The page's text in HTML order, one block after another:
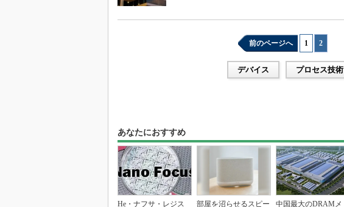
前のページへ 1 2
デバイス プロセス技術
あなたにおすすめ
He・ナフサ・レジス 部屋を沼らせるスピー 中国最大のDRAMメ